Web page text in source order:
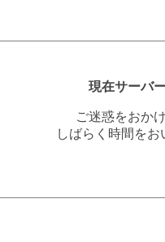
現在サーバ
ご迷惑をおか
しばらく時間を